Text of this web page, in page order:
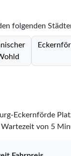
folgenden
Eckernförde
von 5